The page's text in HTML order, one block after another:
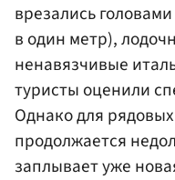
врезались
в один метр),
ненавязчивые
туристы оценили
Однако для
продолжается
заплывает уже